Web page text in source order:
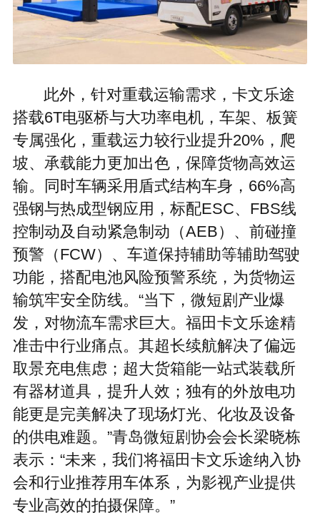
此外，针对重载运输需求，卡文乐途
搭载6T电驱桥与大功率电机，车架、板簧
专属强化，重载运力较行业提升20%，爬
坡、承载能力更加出色，保障货物高效运
输。同时车辆采用盾式结构车身，66%高
强钢与热成型钢应用，标配ESC、FBS线
控制动及自动紧急制动（AEB）、前碰撞
预警（FCW）、车道保持辅助等辅助驾驶
功能，搭配电池风险预警系统，为货物运
输筑牢安全防线。“当下，微短剧产业爆
发，对物流车需求巨大。福田卡文乐途精
准击中行业痛点。其超长续航解决了偏远
取景充电焦虑；超大货箱能一站式装载所
有器材道具，提升人效；独有的外放电功
能更是完美解决了现场灯光、化妆及设备
的供电难题。”青岛微短剧协会会长梁晓栋
表示：“未来，我们将福田卡文乐途纳入协
会和行业推荐用车体系，为影视产业提供
专业高效的拍摄保障。”